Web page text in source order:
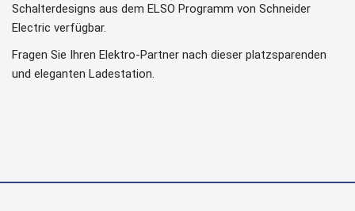
Schalterdesigns aus dem ELSO Programm von Schneider
Electric verfügbar.
Fragen Sie Ihren Elektro-Partner nach dieser platzsparenden
und eleganten Ladestation.